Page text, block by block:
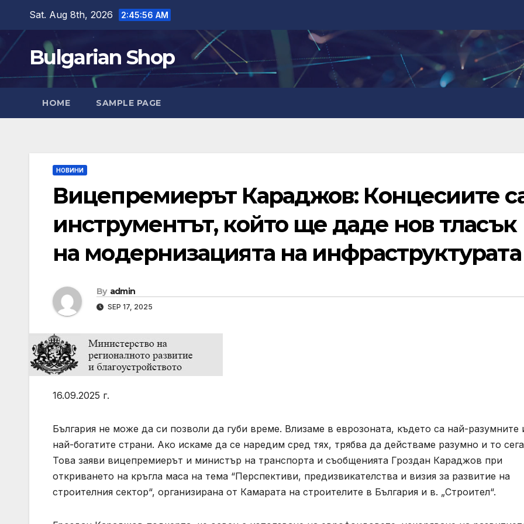
content
Sat. Aug 8th, 2026 2:45:57 AM
Bulgarian Shop
HOME SAMPLE PAGE
НОВИНИ
Вицепремиерът Караджов: Концесиите
инструментът, който ще даде нов тласък
на модернизацията на инфраструктурата
By admin
SEP 17, 2025
16.09.2025 г.
България не може да си позволи да губи време. Влизаме в еврозоната, където са най-разумните
най-богатите страни. Ако искаме да се наредим сред тях, трябва да действаме разумно и то
Това заяви вицепремиерът и министър на транспорта и съобщенията Гроздан Караджов при
откриването на кръгла маса на тема “Перспективи, предизвикателства и визия за развитие на
строителния сектор“, организирана от Камарата на строителите в България и в. „Строител“.